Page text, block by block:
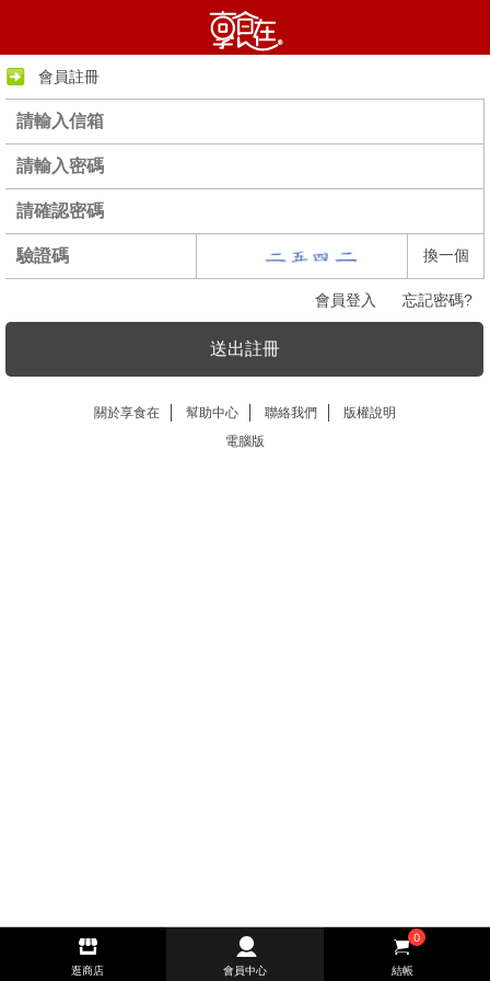
會員註冊
換一個
會員登入 忘記密碼?
送出註冊
關於享食在 幫助中心 聯絡我們
版權說明
電腦版
逛商店 會員中心
0
結帳